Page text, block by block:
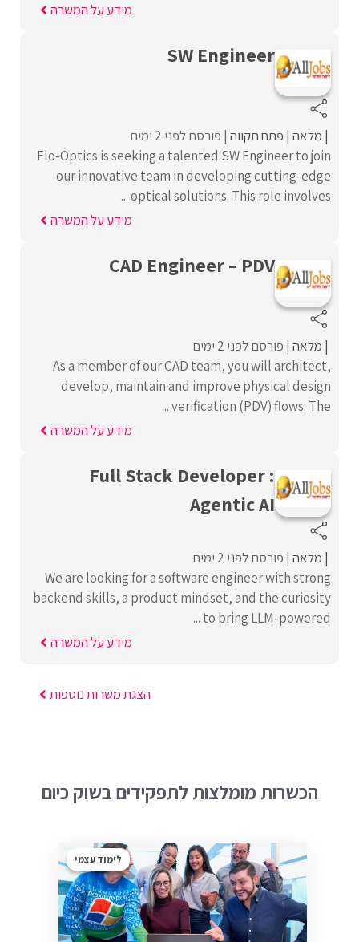
מידע על המשרה
SW Engineer
מלאה פתח תקווה פורסם לפני 2 ימים
Flo-Optics is seeking a talented SW Engineer to join
our innovative team in developing cutting-edge
optical solutions. This role involves ...
מידע על המשרה
CAD Engineer – PDV
מלאה פורסם לפני 2 ימים
As a member of our CAD team, you will architect,
develop, maintain and improve physical design
verification (PDV) flows. The ...
מידע על המשרה
Full Stack Developer :
Agentic AI
מלאה פורסם לפני 2 ימים
We are looking for a software engineer with strong
backend skills, a product mindset, and the curiosity
to bring LLM-powered ...
מידע על המשרה
הצגת משרות נוספות
הכשרות מומלצות לתפקידים בשוק כיום
לימוד עצמי